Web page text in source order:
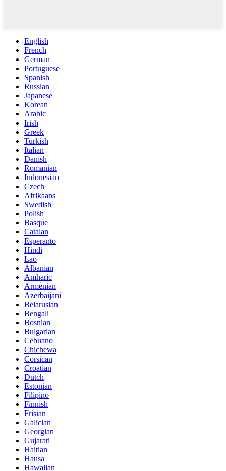
English
French
German
Portuguese
Spanish
Russian
Japanese
Korean
Arabic
Irish
Greek
Turkish
Italian
Danish
Romanian
Indonesian
Czech
Afrikaans
Swedish
Polish
Basque
Catalan
Esperanto
Hindi
Lao
Albanian
Amharic
Armenian
Azerbaijani
Belarusian
Bengali
Bosnian
Bulgarian
Cebuano
Chichewa
Corsican
Croatian
Dutch
Estonian
Filipino
Finnish
Frisian
Galician
Georgian
Gujarati
Haitian
Hausa
Hawaiian